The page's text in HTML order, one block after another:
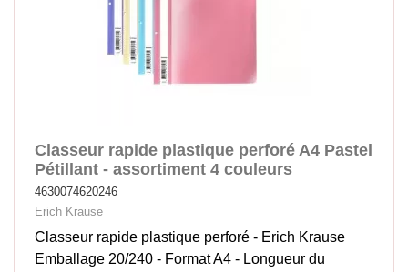
Classeur rapide plastique perforé A4 Pastel
Pétillant - assortiment 4 couleurs
4630074620246
Erich Krause
Classeur rapide plastique perforé - Erich Krause
Emballage 20/240 - Format A4 - Longueur du